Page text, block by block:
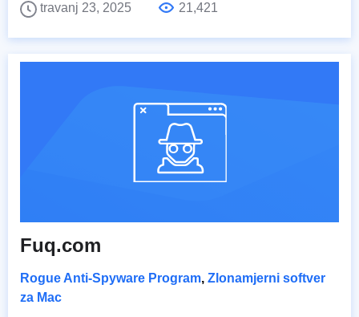
travanj 23, 2025
21,421
Fuq.com
Rogue Anti-Spyware Program, Zlonamjerni softver
za Mac